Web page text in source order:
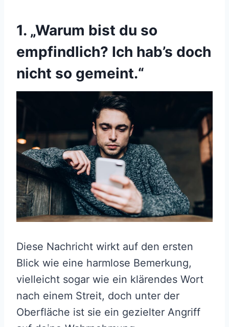
1. „Warum bist du so
empfindlich? Ich hab’s doch
nicht so gemeint.“
Diese Nachricht wirkt auf den ersten
Blick wie eine harmlose Bemerkung,
vielleicht sogar wie ein klärendes Wort
nach einem Streit, doch unter der
Oberfläche ist sie ein gezielter Angriff